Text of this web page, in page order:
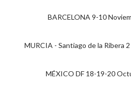
BARCELONA 9-10
MURCIA - Santiago de la Ribera
MÉXICO DF 18-19-20